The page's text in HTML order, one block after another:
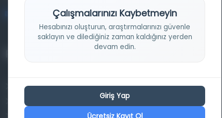
bilgi@osmanlica.com
Osmanlica.com
Aruz ve Hece Ölçüsü
Çalışmalarınızı Kaybetmeyin
Hesabınızı oluşturun, araştırmalarınızı güvenle
saklayın ve dilediğiniz zaman kaldığınız yerden
devam edin.
Giriş Yap
Ücretsiz Kayıt Ol